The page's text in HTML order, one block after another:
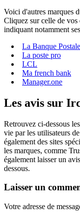
Voici d'autres marques
Cliquez sur celle de vos
indiquant notamment
La Banque Postale
La poste pro
LCL
Ma french bank
Manager.one
Les avis sur
Retrouvez ci-dessous
vie par les utilisateurs
également des sites
les marques, comme
également laisser un
dessous.
Laisser un
Votre adresse de